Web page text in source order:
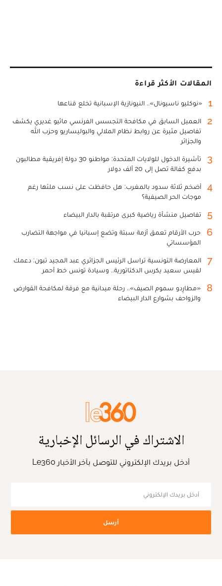
المقالات الأكثر قراءة
1 «نوكليو ناسيونال».. النيونازية الإسبانية تخلع قناعها
2
العميل السابق في مكافحة التجسس الفرنسي ماثيو غديري يكشف
تفاصيل مثيرة عن روابط نظام الملالي والبوليساريو وحزب الله
والجزائر
3
تأشيرة الدخول للولايات المتحدة: مواطنو 30 دولة إفريقية مطالبون
بدفع كفالة تصل إلى 20 ألف دولار
4
أضخم ثلاثة سدود بالمغرب: هل حافظت على نسب ملئها رغم
موجات الحر الصيفية؟
5 تفاصيل منشأة رياضية كبرى مرتقبة بالدار البيضاء
6
حرب الأرقام تعمق أزمة سبتة وتضع إسبانيا في مواجهة التضارب
المؤسساتي
7
المعارضة التونسية تراسل الرئيس الجزائري عبد المجيد تبون: دعمك
لقيس سعيد يكرس الدكتاتورية.. وسيادة تونس خط أحمر
8
«مطارِدو سموم الصيف».. رحلة ميدانية مع فرقة لمكافحة القوارض
والزواحف بشوارع الدار البيضاء
الاشتراك في الرسائل الإخبارية
أدخل بريدك الإلكتروني للتوصل بآخر الأخبار Le360
أرسل